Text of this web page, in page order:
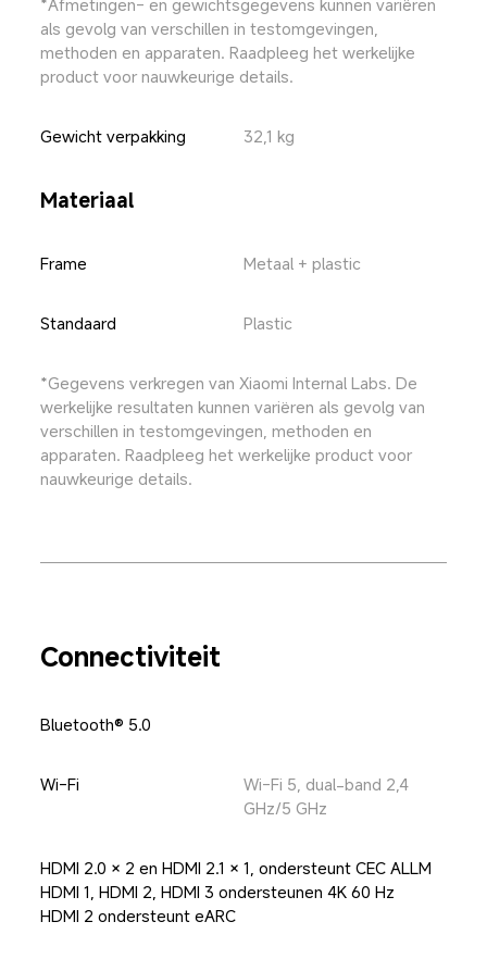
*Afmetingen- en gewichtsgegevens kunnen variëren
als gevolg van verschillen in testomgevingen,
methoden en apparaten. Raadpleeg het werkelijke
product voor nauwkeurige details.
Gewicht verpakking 32,1 kg
Materiaal
Frame Metaal + plastic
Standaard Plastic
*Gegevens verkregen van Xiaomi Internal Labs. De
werkelijke resultaten kunnen variëren als gevolg van
verschillen in testomgevingen, methoden en
apparaten. Raadpleeg het werkelijke product voor
nauwkeurige details.
Connectiviteit
Bluetooth® 5.0
Wi-Fi
Wi-Fi 5, dual-band 2,4
GHz/5 GHz
HDMI 2.0 × 2 en HDMI 2.1 × 1, ondersteunt CEC ALLM
HDMI 1, HDMI 2, HDMI 3 ondersteunen 4K 60 Hz
HDMI 2 ondersteunt eARC